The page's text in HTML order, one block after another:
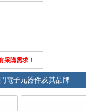
采購需求！
電子元器件及其品牌